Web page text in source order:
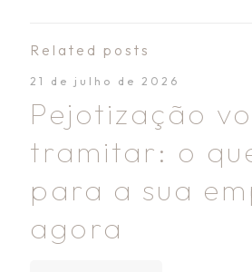
Related posts
21 de julho de 2026
Pejotização
tramitar: o
para a sua
agora